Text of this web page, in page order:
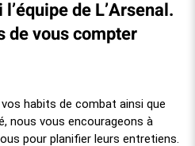
de L’Arsenal.
de vous compter
habits de combat ainsi que
nous vous encourageons à
pour planifier leurs entretiens.